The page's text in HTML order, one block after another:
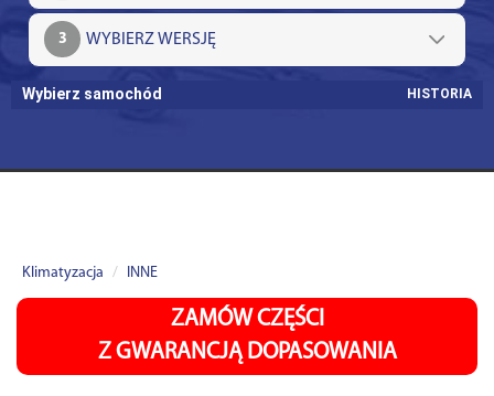
3
Wybierz samochód HISTORIA
Klimatyzacja INNE
ZAMÓW CZĘŚCI
Z GWARANCJĄ DOPASOWANIA